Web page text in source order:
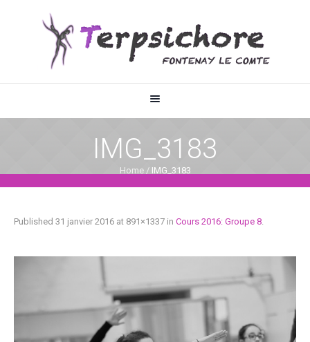
IMG_3183
Home / IMG_3183
Published 31 janvier 2016 at 891×1337 in Cours 2016: Groupe 8.